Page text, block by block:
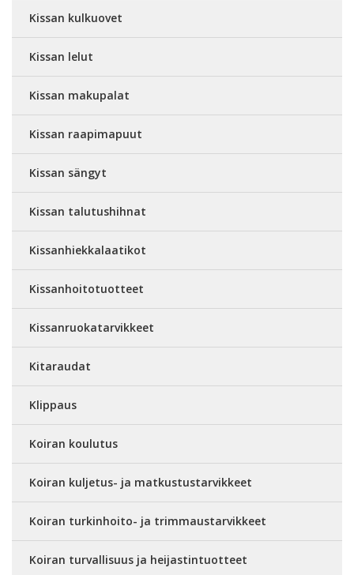
Kissan kulkuovet
Kissan lelut
Kissan makupalat
Kissan raapimapuut
Kissan sängyt
Kissan talutushihnat
Kissanhiekkalaatikot
Kissanhoitotuotteet
Kissanruokatarvikkeet
Kitaraudat
Klippaus
Koiran koulutus
Koiran kuljetus- ja matkustustarvikkeet
Koiran turkinhoito- ja trimmaustarvikkeet
Koiran turvallisuus ja heijastintuotteet